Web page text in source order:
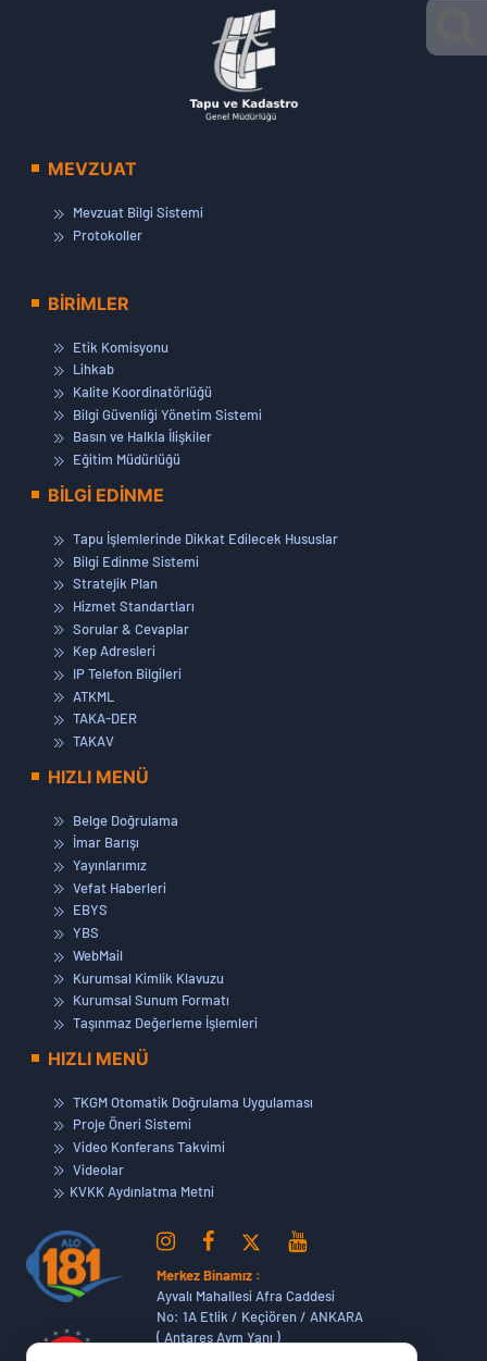
MEVZUAT
Mevzuat Bilgi Sistemi
Protokoller
BİRİMLER
Etik Komisyonu
Lihkab
Kalite Koordinatörlüğü
Bilgi Güvenliği Yönetim Sistemi
Basın ve Halkla İlişkiler
Eğitim Müdürlüğü
BİLGİ EDİNME
Tapu İşlemlerinde Dikkat Edilecek Hususlar
Bilgi Edinme Sistemi
Stratejik Plan
Hizmet Standartları
Sorular & Cevaplar
Kep Adresleri
IP Telefon Bilgileri
ATKML
TAKA-DER
TAKAV
HIZLI MENÜ
Belge Doğrulama
İmar Barışı
Yayınlarımız
Vefat Haberleri
EBYS
YBS
WebMail
Kurumsal Kimlik Klavuzu
Kurumsal Sunum Formatı
Taşınmaz Değerleme İşlemleri
HIZLI MENÜ
TKGM Otomatik Doğrulama Uygulaması
Proje Öneri Sistemi
Video Konferans Takvimi
Videolar
KVKK Aydınlatma Metni
Merkez Binamız :
Ayvalı Mahallesi Afra Caddesi
No: 1A Etlik / Keçiören / ANKARA
( Antares Avm Yanı )